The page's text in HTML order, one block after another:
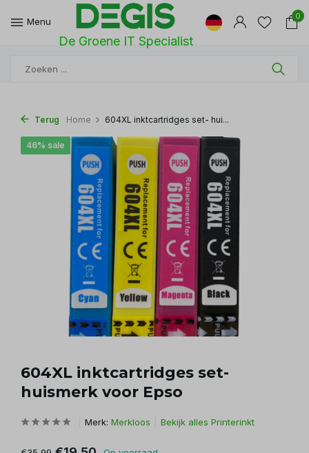
Menu
De Groene IT Specialist
0
Terug Home 604XL inktcartridges set- hui...
604XL inktcartridges set-
huismerk voor Epso
46% sale
Merk: Merkloos Bekijk alles Printerinkt